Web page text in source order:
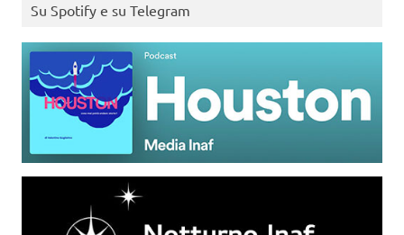
Su Spotify e su Telegram